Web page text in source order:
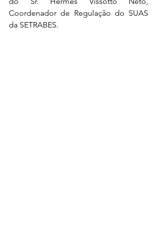
Coordenador de Regulação do SUAS
da SETRABES.